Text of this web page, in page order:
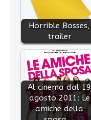
Horrible Bosses,
trailer
Al cinema dal 19
agosto 2011: Le
amiche della